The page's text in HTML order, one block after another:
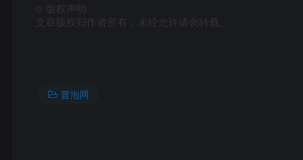
版权声明
文章版权归作者所有，未经允许请勿转载。
冒泡网